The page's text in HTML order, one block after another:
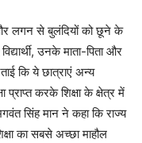
लगन से बुलंदियों को छूने के
उनके माता-पिता और
कि ये छात्राएं अन्य
प्राप्त करके शिक्षा के क्षेत्र में
सिंह मान ने कहा कि राज्य
का सबसे अच्छा माहौल